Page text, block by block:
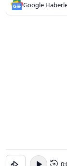
Google
15